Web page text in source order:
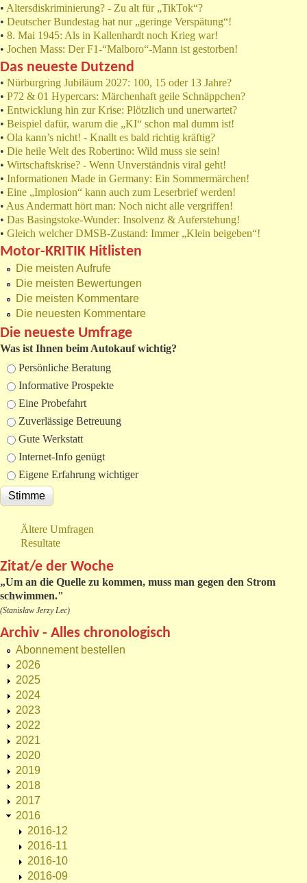
• Altersdiskriminierung? - Zu alt für „TikTok“?
• Deutscher Bundestag hat nur „geringe Verspätung“!
• 8. Mai 1945: Als in Kallenhardt noch Krieg war!
• Jochen Mass: Der F1-“Malboro“-Mann ist gestorben!
Das neueste Dutzend
• Nürburgring Jubiläum 2027: 100, 15 oder 13 Jahre?
• P72 & 01 Hypercars: Märchenhaft geile Schnäppchen?
• Entwicklung hin zur Krise: Plötzlich und unerwartet?
• Beispiel dafür, warum die „KI“ schon mal dumm ist!
• Ola kann’s nicht! - Knallt es bald richtig kräftig?
• Die heile Welt des Robertino: Wild muss sie sein!
• Wirtschaftskrise? - Wenn Unverständnis viral geht!
• Informationen Made in Germany: Ein Sommermärchen!
• Eine „Implosion“ kann auch zum Leserbrief werden!
• Aus Andermatt hört man: Noch nicht alle vergriffen!
• Das Basingstoke-Wunder: Insolvenz & Auferstehung!
• Gleich welcher DMSB-Zustand: Immer „Klein beigeben“!
Motor-KRITIK Hitlisten
Die meisten Aufrufe
Die meisten Bewertungen
Die meisten Kommentare
Die neuesten Kommentare
Die neueste Umfrage
Was ist Ihnen beim Autokauf wichtig?
Auswahlmöglichkeiten
Persönliche Beratung
Informative Prospekte
Eine Probefahrt
Zuverlässige Betreuung
Gute Werkstatt
Internet-Info genügt
Eigene Erfahrung wichtiger
Ältere Umfragen
Resultate
Zitat/e der Woche
„Um an die Quelle zu kommen, muss man gegen den Strom
schwimmen."
(Stanislaw Jerzy Lec)
Archiv - Alles chronologisch
Abonnement bestellen
2026
2025
2024
2023
2022
2021
2020
2019
2018
2017
2016
2016-12
2016-11
2016-10
2016-09